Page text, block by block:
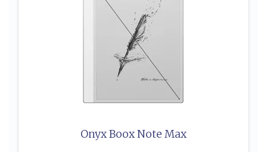
Onyx Boox Note Max